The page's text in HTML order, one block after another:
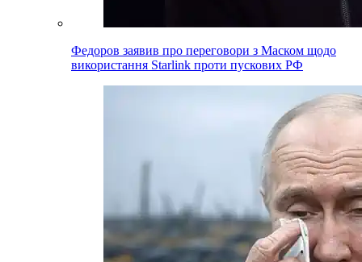
Федоров заявив про переговори з Маском щодо
використання Starlink проти пускових РФ